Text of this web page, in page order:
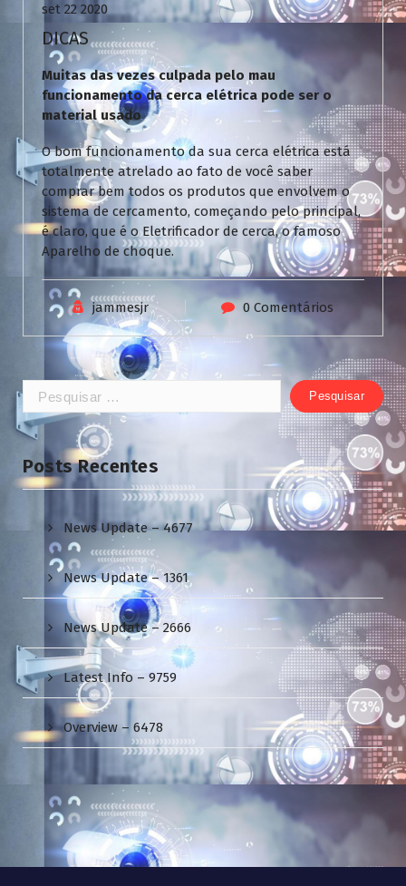
set 22 2020
DICAS
Muitas das vezes culpada pelo mau
funcionamento da cerca elétrica pode ser o
material usado
O bom funcionamento da sua cerca elétrica está
totalmente atrelado ao fato de você saber
comprar bem todos os produtos que envolvem o
sistema de cercamento, começando pelo principal,
é claro, que é o Eletrificador de cerca, o famoso
Aparelho de choque.
jammesjr 0 Comentários
Pesquisar
por:
Posts Recentes
News Update – 4677
News Update – 1361
News Update – 2666
Latest Info – 9759
Overview – 6478